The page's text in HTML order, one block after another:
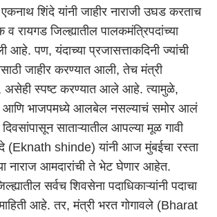
शिंदे यांनी जाहीर नाराजी उघड करताच
व रायगड जिल्ह्यातील पालकमंत्रिपदांच्या
आहे. पण, यंदाच्या प्रजासत्ताकदिनी ज्यांची
जाहीर करण्यात आली, तेच मंत्री
असेही स्पष्ट करण्यात आले आहे. त्यामुळे,
आणि भाजपमध्ये आलबेल नसल्याचं समोर आलं
साताऱ्यातील आपल्या मूळ गावी
(Eknath shinde) यांनी आज मुंबईचा रस्ता
नाराज आमदारांची ते भेट घेणार आहेत.
सर्वच शिवसेना पदाधिकाऱ्यांनी पदाचा
माहिती आहे. तर, मंत्री भरत गोगावले (Bharat